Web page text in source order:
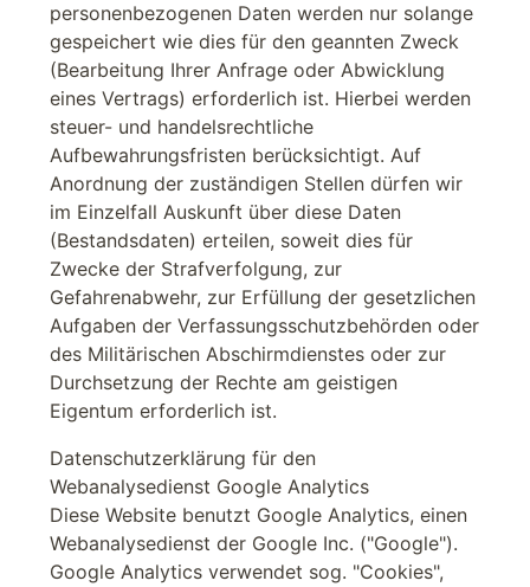
personenbezogenen Daten werden nur solange
gespeichert wie dies für den geannten Zweck
(Bearbeitung Ihrer Anfrage oder Abwicklung
eines Vertrags) erforderlich ist. Hierbei werden
steuer- und handelsrechtliche
Aufbewahrungsfristen berücksichtigt. Auf
Anordnung der zuständigen Stellen dürfen wir
im Einzelfall Auskunft über diese Daten
(Bestandsdaten) erteilen, soweit dies für
Zwecke der Strafverfolgung, zur
Gefahrenabwehr, zur Erfüllung der gesetzlichen
Aufgaben der Verfassungsschutzbehörden oder
des Militärischen Abschirmdienstes oder zur
Durchsetzung der Rechte am geistigen
Eigentum erforderlich ist.
Datenschutzerklärung für den
Webanalysedienst Google Analytics
Diese Website benutzt Google Analytics, einen
Webanalysedienst der Google Inc. ("Google").
Google Analytics verwendet sog. "Cookies",